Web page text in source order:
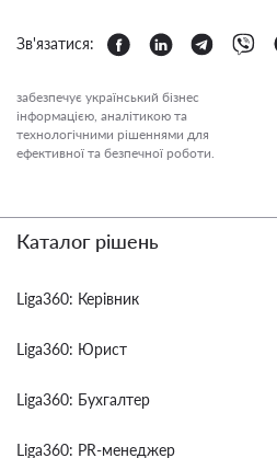
Зв'язатися:
забезпечує український бізнес
інформацією, аналітикою та
технологічними рішеннями для
ефективної та безпечної роботи.
Каталог рішень
Liga360: Керівник
Liga360: Юрист
Liga360: Бухгалтер
Liga360: PR-менеджер